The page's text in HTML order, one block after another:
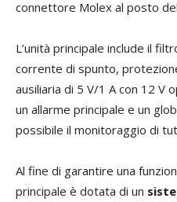
connettore Molex al posto
L’unità principale include il
corrente di spunto,
ausiliaria di 5 V/1 A con 12 V
un allarme principale e un
possibile il monitoraggio di
Al fine di garantire una
principale è dotata di un